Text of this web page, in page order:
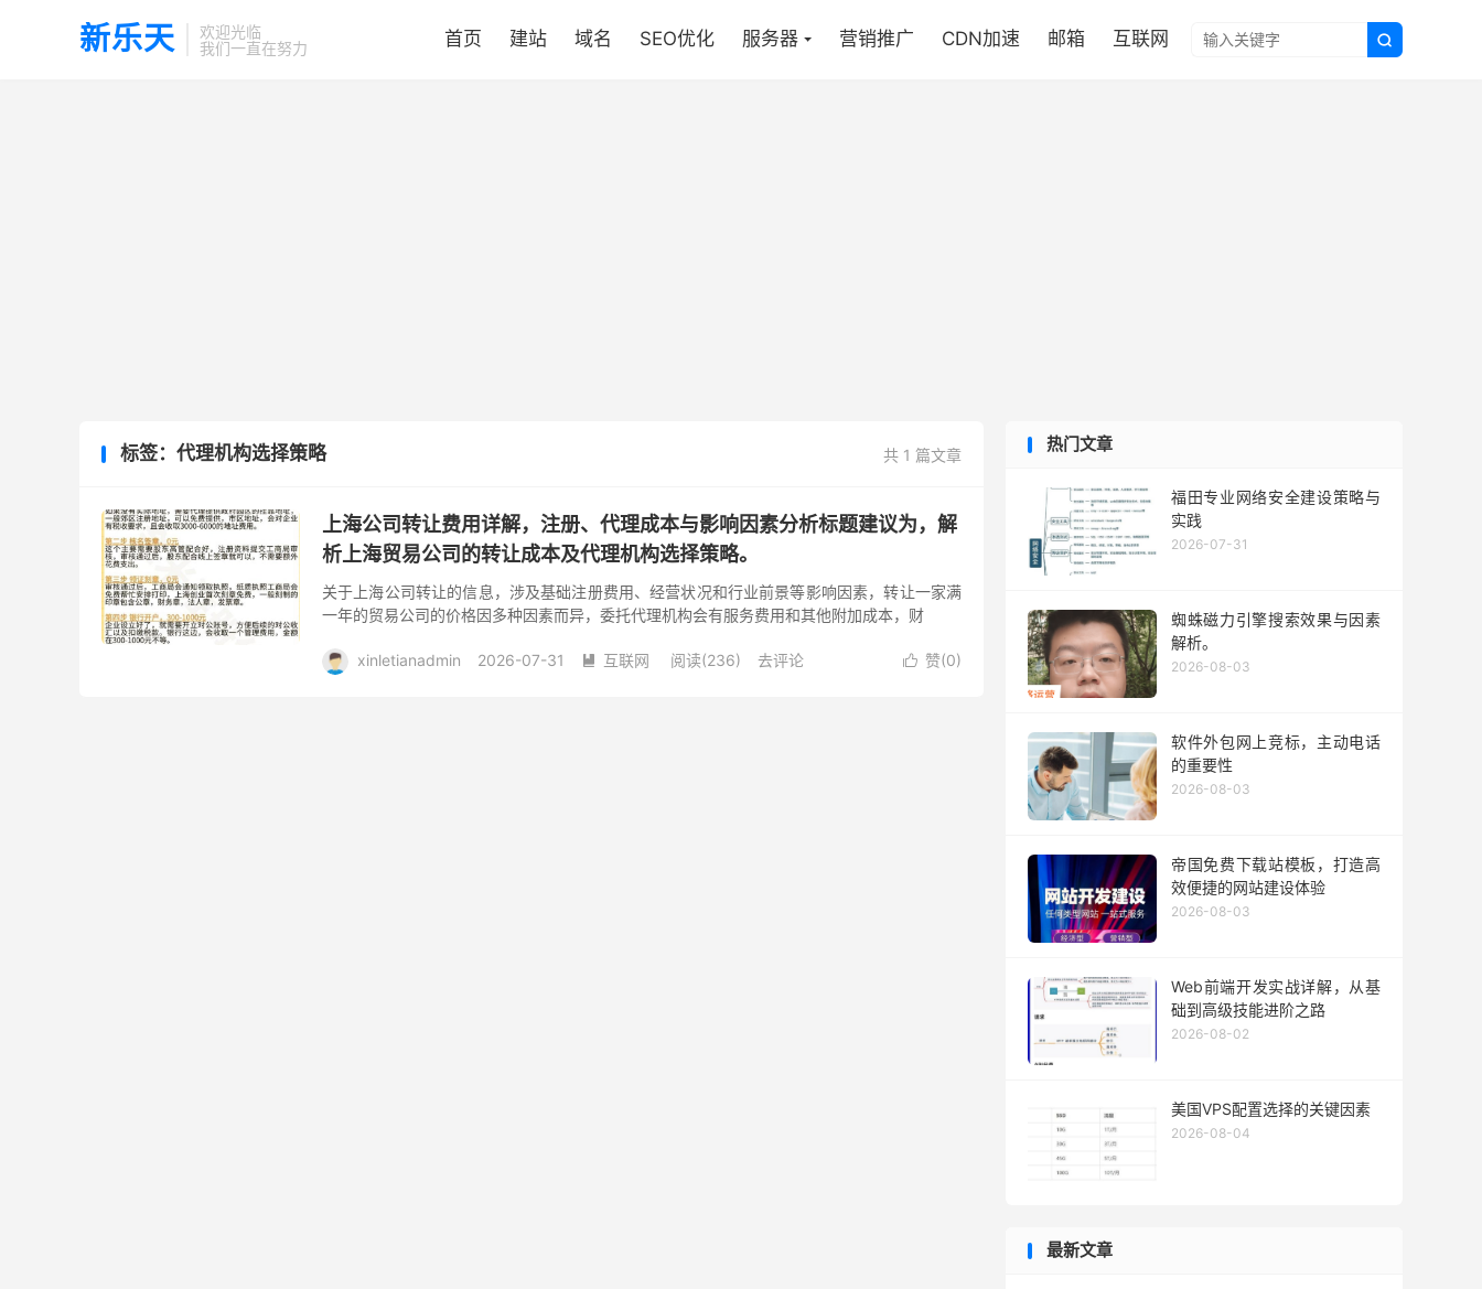
新乐天
欢迎光临
我们一直在努力

首页 建站 域名 SEO优化 服务器 营销推广 CDN加速 邮箱 互联网
共 1 篇文章
标签：代理机构选择策略
上海公司转让费用详解，注册、代理成本与影响因素分析标题建议为，解
析上海贸易公司的转让成本及代理机构选择策略。
关于上海公司转让的信息，涉及基础注册费用、经营状况和行业前景等影响因素，转让一家满
一年的贸易公司的价格因多种因素而异，委托代理机构会有服务费用和其他附加成本，财
 赞(0)
xinletianadmin 2026-07-31  互联网 阅读(236) 去评论
热门文章
福田专业网络安全建设策略与
实践
2026-07-31
蜘蛛磁力引擎搜索效果与因素
解析。
2026-08-03
软件外包网上竞标，主动电话
的重要性
2026-08-03
帝国免费下载站模板，打造高
效便捷的网站建设体验
2026-08-03
Web前端开发实战详解，从基
础到高级技能进阶之路
2026-08-02
美国VPS配置选择的关键因素
2026-08-04
最新文章